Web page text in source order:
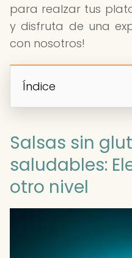
para realzar tus
y disfruta de una
con nosotros!
Índice
Salsas sin
saludables:
otro nivel